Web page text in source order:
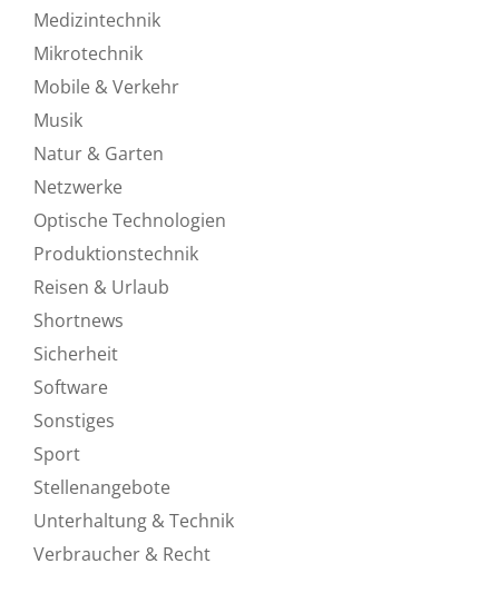
Medizintechnik
Mikrotechnik
Mobile & Verkehr
Musik
Natur & Garten
Netzwerke
Optische Technologien
Produktionstechnik
Reisen & Urlaub
Shortnews
Sicherheit
Software
Sonstiges
Sport
Stellenangebote
Unterhaltung & Technik
Verbraucher & Recht